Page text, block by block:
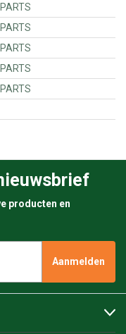
PARTS
PARTS
PARTS
PARTS
PARTS
producten en